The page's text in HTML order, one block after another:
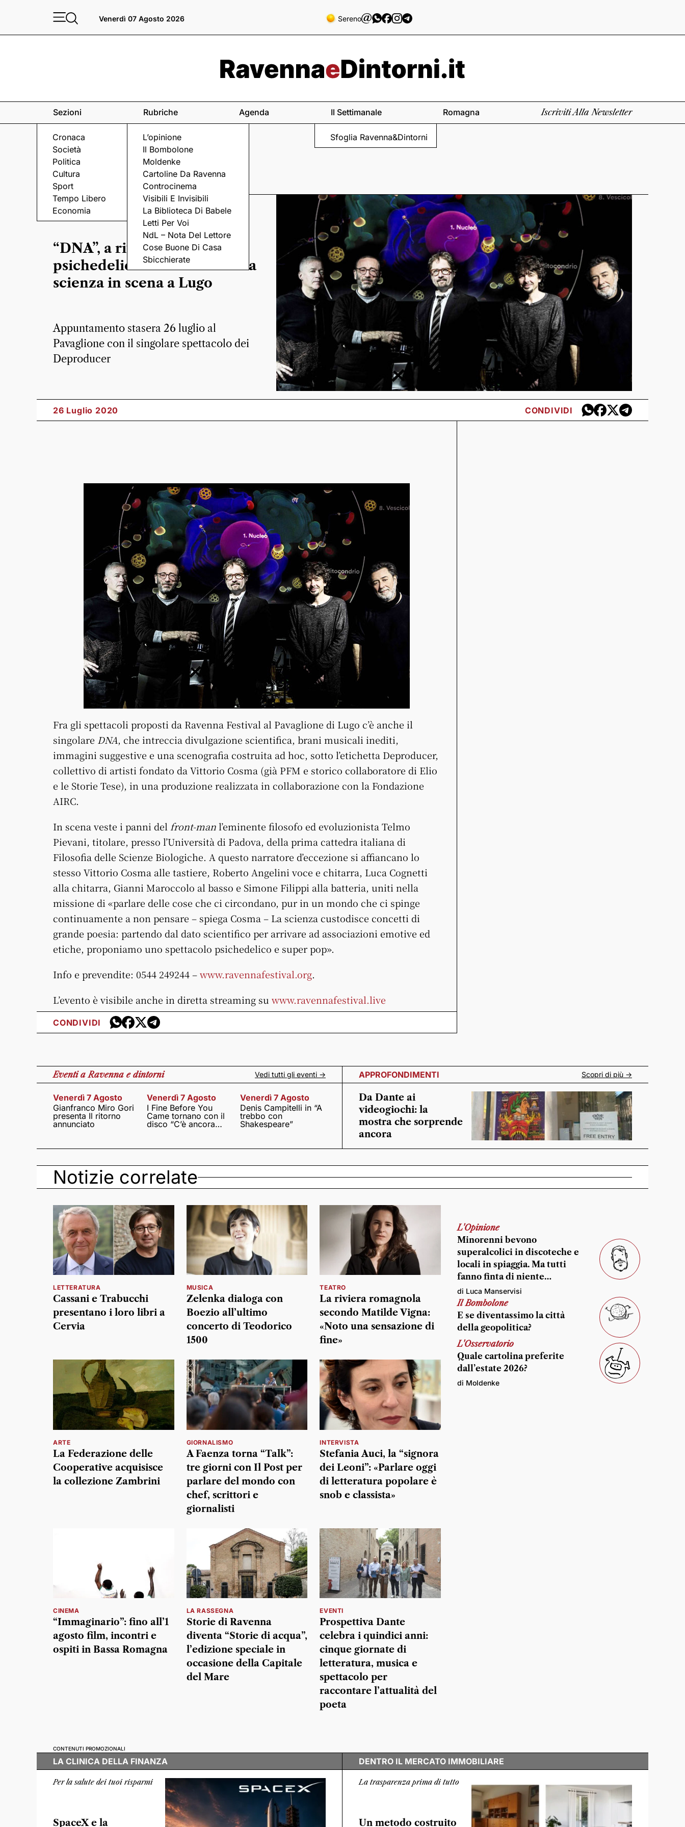
Venerdì 07 Agosto 2026 Sereno
Sezioni
Cronaca
Società
Politica
Cultura
Sport
Tempo Libero
Economia
Rubriche
L’opinione
Il Bombolone
Moldenke
Cartoline Da Ravenna
Controcinema
Visibili E Invisibili
La Biblioteca Di Babele
Letti Per Voi
NdL – Nota Del Lettore
Cose Buone Di Casa
Sbicchierate
Agenda Il Settimanale
Sfoglia Ravenna&Dintorni
Romagna Iscriviti Alla Newsletter
L'EVENTO
“DNA”, a ritmo di rock
psichedelico il racconto della
scienza in scena a Lugo
Appuntamento stasera 26 luglio al
Pavaglione con il singolare spettacolo dei
Deproducer
26 Luglio 2020 CONDIVIDI
Fra gli spettacoli proposti da Ravenna Festival al Pavaglione di Lugo c’è anche il
singolare DNA, che intreccia divulgazione scientifica, brani musicali inediti,
immagini suggestive e una scenografia costruita ad hoc, sotto l’etichetta Deproducer,
collettivo di artisti fondato da Vittorio Cosma (già PFM e storico collaboratore di Elio
e le Storie Tese), in una produzione realizzata in collaborazione con la Fondazione
AIRC.
In scena veste i panni del front-manl’eminente filosofo ed evoluzionista Telmo
Pievani, titolare, presso l’Università di Padova, della prima cattedra italiana di
Filosofia delle Scienze Biologiche. A questo narratore d’eccezione si affiancano lo
stesso Vittorio Cosma alle tastiere, Roberto Angelini voce e chitarra, Luca Cognetti
alla chitarra, Gianni Maroccolo al basso e Simone Filippi alla batteria, uniti nella
missione di «parlare delle cose che ci circondano, pur in un mondo che ci spinge
continuamente a non pensare – spiega Cosma – La scienza custodisce concetti di
grande poesia: partendo dal dato scientifico per arrivare ad associazioni emotive ed
etiche, proponiamo uno spettacolo psichedelico e super pop».
Info e prevendite: 0544 249244 –www.ravennafestival.org.
L’evento è visibile anche in diretta streaming su www.ravennafestival.live
CONDIVIDI
Eventia Ravenna e dintorni Vedi tutti gli eventi ->
Venerdì 7 Agosto
Gianfranco Miro Gori
presenta Il ritorno
annunciato
Venerdì 7 Agosto
I Fine Before You
Came tornano con il
disco “C’è ancora
Venerdì 7 Agosto
Denis Campitelli in “A
trebbo con
Shakespeare”
APPROFONDIMENTI Scopri di più ->
Da Dante ai
videogiochi: la
mostra che sorprende
ancora
Notizie correlate
LETTERATURA
Cassani e Trabucchi
presentano i loro libri a
Cervia
MUSICA
Zelenka dialoga con
Boezio all’ultimo
concerto di Teodorico
1500
TEATRO
La riviera romagnola
secondo Matilde Vigna:
«Noto una sensazione di
fine»
ARTE
La Federazione delle
Cooperative acquisisce
la collezione Zambrini
GIORNALISMO
A Faenza torna “Talk”:
tre giorni con Il Post per
parlare del mondo con
chef, scrittori e
giornalisti
INTERVISTA
Stefania Auci, la “signora
dei Leoni”: «Parlare oggi
di letteratura popolare è
snob e classista»
CINEMA
“Immaginario”: fino all’1
agosto film, incontri e
ospiti in Bassa Romagna
LA RASSEGNA
Storie di Ravenna
diventa “Storie di acqua”,
l’edizione speciale in
occasione della Capitale
del Mare
EVENTI
Prospettiva Dante
celebra i quindici anni:
cinque giornate di
letteratura, musica e
spettacolo per
raccontare l’attualità del
poeta
L'Opinione
Minorenni bevono
superalcolici in discoteche e
locali in spiaggia. Ma tutti
fanno finta di niente…
di Luca Manservisi
Il Bombolone
E se diventassimo la città
della geopolitica?
L'Osservatorio
Quale cartolina preferite
dall’estate 2026?
di Moldenke
CONTENUTI PROMOZIONALI
LA CLINICA DELLA FINANZA
Per la salute dei tuoi risparmi
SpaceX e la
DENTRO IL MERCATO IMMOBILIARE
La trasparenza prima di tutto
Un metodo costruito